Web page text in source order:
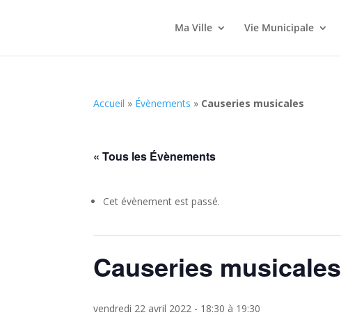
Ma Ville Vie Municipale
Accueil » Évènements » Causeries musicales
« Tous les Évènements
Cet évènement est passé.
Causeries musicales
vendredi 22 avril 2022 - 18:30 à 19:30